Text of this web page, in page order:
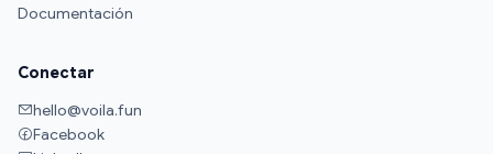
Documentación
Conectar
hello@voila.fun
Facebook